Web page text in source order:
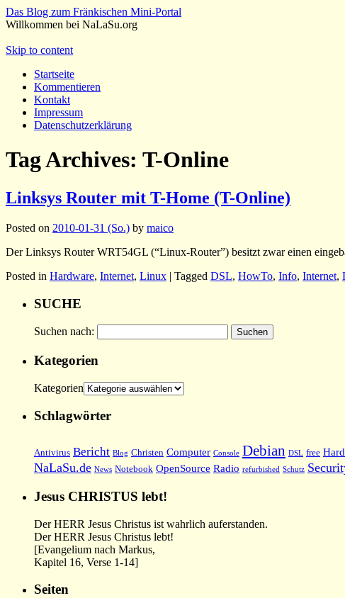
Das Blog zum Fränkischen Mini-Portal
Willkommen bei NaLaSu.org
Skip to content
Startseite
Kommentieren
Kontakt
Impressum
Datenschutzerklärung
Tag Archives: T-Online
Linksys Router mit T-Home (T-Online)
Posted on 2010-01-31 (So.) by maico
Der Linksys Router WRT54GL (“Linux-Router”) besitzt zwar einen
Posted in Hardware, Internet, Linux | Tagged DSL, HowTo, Info, Internet,
SUCHE
Suchen nach:
Kategorien
Kategorien
Schlagwörter
Antivirus Bericht Blog Christen Computer Console Debian DSL free
NaLaSu.de News Notebook OpenSource Radio refurbished Schutz
Jesus CHRISTUS lebt!
Der HERR Jesus Christus ist wahrlich auferstanden.
Der HERR Jesus Christus lebt!
[Evangelium nach Markus,
Kapitel 16, Verse 1-14]
Seiten